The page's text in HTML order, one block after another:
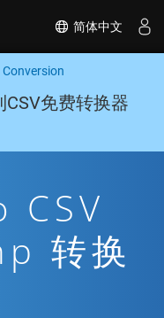
简体中文
Conversion
免费转换器
CSV
转换